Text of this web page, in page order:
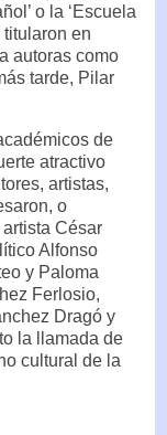
o la ‘Escuela
en
autoras como
tarde, Pilar
de
atractivo
artistas,
o
César
Alfonso
y Paloma
Ferlosio,
Dragó y
la llamada de
cultural de la